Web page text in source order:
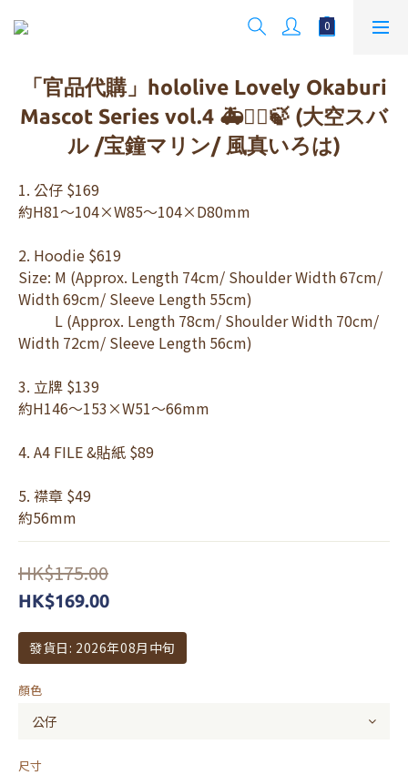
「官品代購」hololive Lovely Okaburi
Mascot Series vol.4 🚑🏴‍☠️🍃 (大空スバ
ル /宝鐘マリン/ 風真いろは)
1. 公仔 $169
約H81～104×W85～104×D80mm
2. Hoodie $619
Size: M (Approx. Length 74cm/ Shoulder Width 67cm/
Width 69cm/ Sleeve Length 55cm)
L (Approx. Length 78cm/ Shoulder Width 70cm/
Width 72cm/ Sleeve Length 56cm)
3. 立牌 $139
約H146～153×W51～66mm
4. A4 FILE &貼紙 $89
5. 襟章 $49
約56mm
HK$175.00
HK$169.00
發貨日: 2026年08月中旬
顏色
尺寸